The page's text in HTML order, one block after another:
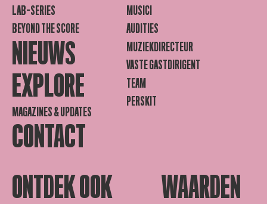
LAB-SERIES
BEYOND THE SCORE
NIEUWS
EXPLORE
MAGAZINES & UPDATES
CONTACT
MUSICI
AUDITIES
MUZIEKDIRECTEUR
VASTE GASTDIRIGENT
TEAM
PERSKIT
ONTDEK OOK WAARDEN